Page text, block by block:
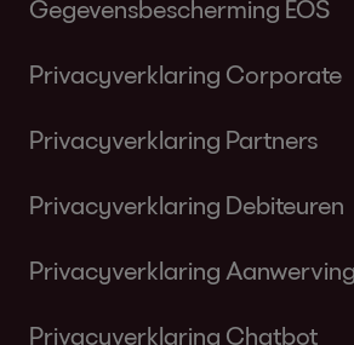
Gegevensbescherming EOS
Privacyverklaring Corporate
Privacyverklaring Partners
Privacyverklaring Debiteuren
Privacyverklaring Aanwerving
Privacyverklaring Chatbot